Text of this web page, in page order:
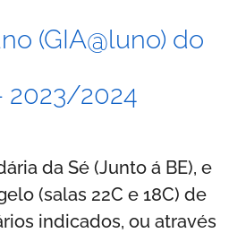
(GIA@luno) do
2023/2024
da Sé (Junto á BE), e
(salas 22C e 18C) de
indicados, ou através